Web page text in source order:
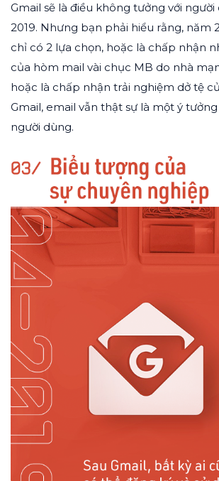
Gmail sẽ là điều không tưởng với
2019. Nhưng bạn phải hiểu rằng, năm
chỉ có 2 lựa chọn, hoặc là chấp nhận
của hòm mail vài chục MB do nhà
hoặc là chấp nhận trải nghiệm dở tệ
Gmail, email vẫn thật sự là một ý tưởng
người dùng.